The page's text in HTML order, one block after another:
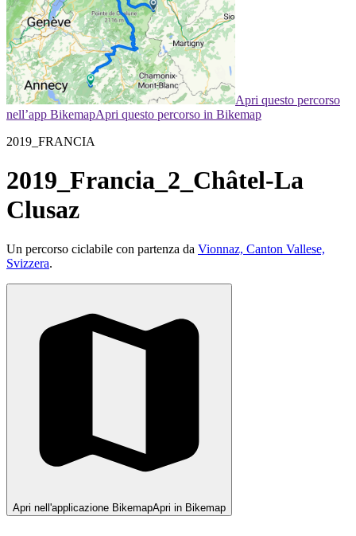
Apri questo percorso
nell’app BikemapApri questo percorso in Bikemap
2019_FRANCIA
2019_Francia_2_Châtel-La
Clusaz
Un percorso ciclabile con partenza da Vionnaz, Canton Vallese,
Svizzera.
Apri nell'applicazione BikemapApri in Bikemap